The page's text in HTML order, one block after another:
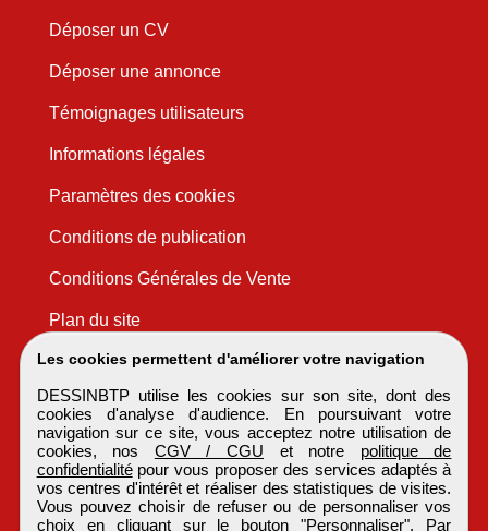
Les cookies permettent d'améliorer votre navigation
DESSINBTP utilise les cookies sur son site, dont des
cookies d'analyse d'audience. En poursuivant votre
navigation sur ce site, vous acceptez notre utilisation de
cookies, nos CGV / CGU et notre politique de
confidentialitépour vous proposer des services adaptés à
vos centres d'intérêt et réaliser des statistiques de visites.
Vous pouvez choisir de refuser ou de personnaliser vos
choix en cliquant sur le bouton "Personnaliser". Par
Déposer un CV
Déposer une annonce
Témoignages utilisateurs
Informations légales
Paramètres des cookies
Conditions de publication
Conditions Générales de Vente
Plan du site